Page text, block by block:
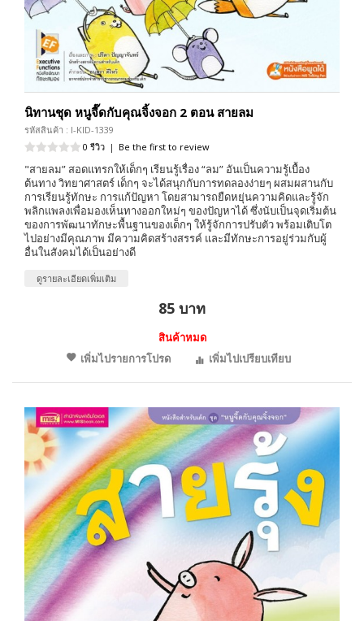
นิทานชุด หนูจี๊ดกับคุณจิ้งจอก 2 ตอน สายลม
รหัสสินค้า : I-KID-1339
0 รีวิว | Be the first to review
"สายลม” สอดแทรกให้เด็กๆ เรียนรู้เรื่อง “ลม” อันเป็นความรู้เบื้อง
ต้นทาง วิทยาศาสตร์ เด็กๆ จะได้สนุกกับการทดลองง่ายๆ ผสมผสานกับ
การเรียนรู้ทักษะ การแก้ปัญหา โดยสามารถยืดหยุ่นความคิดและรู้จัก
พลิกแพลงเพื่อมองเห็นทางออกใหม่ๆ ของปัญหาได้ ซึ่งนับเป็นจุดเริ่มต้น
ของการพัฒนาทักษะพื้นฐานของเด็กๆ ให้รู้จักการปรับตัว พร้อมเติบโต
ไปอย่างมีคุณภาพ มีความคิดสร้างสรรค์ และมีทักษะการอยู่ร่วมกับผู้
อื่นในสังคมได้เป็นอย่างดี
ดูรายละเอียดเพิ่มเติม
85 บาท
สินค้าหมด
เพิ่มไปรายการโปรด
เพิ่มไปเปรียบเทียบ